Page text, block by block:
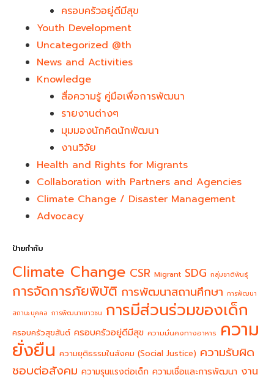
ครอบครัวอยู่ดีมีสุข
Youth Development​
Uncategorized @th
News and Activities
Knowledge
สื่อความรู้ คู่มือเพื่อการพัฒนา
รายงานต่างๆ
มุมมองนักคิดนักพัฒนา
งานวิจัย
Health and Rights for Migrants
Collaboration with Partners and Agencies
Climate Change / Disaster Management
Advocacy
ป้ายกำกับ
Climate Change CSR Migrant SDG กลุ่มชาติพันธุ์
การจัดการภัยพิบัติ การพัฒนาสถานศึกษา การพัฒนา
สถานะบุคคล การพัฒนาเยาวชน การมีส่วนร่วมของเด็ก
ครอบครัวสุขสันต์ ครอบครัวอยู่ดีมีสุข ความมั่นคงทางอาหาร ความ
ยั่งยืน ความยุติธรรมในสังคม (Social Justice) ความรับผิด
ชอบต่อสังคม ความรุนแรงต่อเด็ก ความเชื่อและการพัฒนา งาน